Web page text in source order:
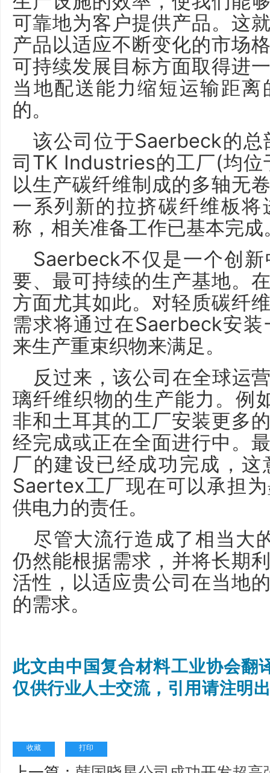
可靠地为客户提供产品。这
产品以适应不断变化的市场
可持续发展目标方面取得进
当地配送能力缩短运输距
的。
该公司位于Saerbeck的
司TK Industries的工厂(均位
以生产碳纤维制成的多轴无
一系列新的拉挤碳纤维板
称，相关准备工作已基本完成
Saerbeck不仅是一个创
要、最可持续的生产基地。
方面尤其如此。对轻质碳纤
需求将通过在Saerbeck安
来生产重束织物来满足。
反过来，该公司在全球运
璃纤维织物的生产能力。例
非和土耳其的工厂安装更多
经完成或正在全面进行中。
厂的建设已经成功完成，
Saertex工厂现在可以承担
供电力的责任。
尽管大流行造成了相当大
仍然能根据需求，并将长期
活性，以适应贵公司在当地
的需求。
此文由中国复合材料工业协会翻
仅供行业人士交流，引 用请注明
收藏 打印